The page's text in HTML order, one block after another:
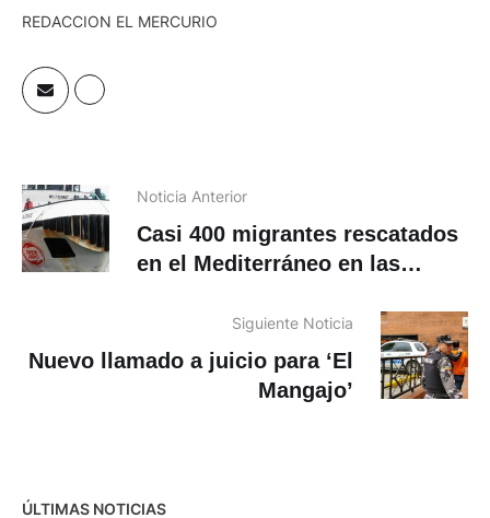
REDACCION EL MERCURIO
Noticia Anterior
Casi 400 migrantes rescatados
en el Mediterráneo en las
Siguiente Noticia
Nuevo llamado a juicio para ‘El
Mangajo’
ÚLTIMAS NOTICIAS